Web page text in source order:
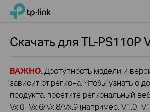
Click
navigation
TP-Link, Reliably Smart
Скачать дляTL-PS110P
ВАЖНО: Доступность модели и
зависит от региона. Чтобы узнать о
продукта, посетите региональный
Vx.0=Vx.6/Vx.8/Vx.9 (например: